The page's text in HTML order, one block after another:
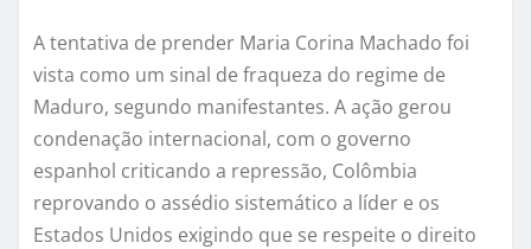
A tentativa de prender Maria Corina Machado foi
vista como um sinal de fraqueza do regime de
Maduro, segundo manifestantes. A ação gerou
condenação internacional, com o governo
espanhol criticando a repressão, Colômbia
reprovando o assédio sistemático a líder e os
Estados Unidos exigindo que se respeite o direito